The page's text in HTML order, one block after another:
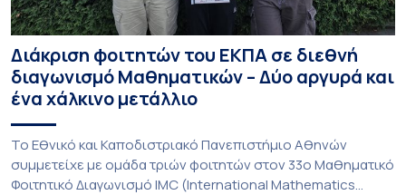
Διάκριση φοιτητών του ΕΚΠΑ σε διεθνή
διαγωνισμό Μαθηματικών – Δύο αργυρά και
ένα χάλκινο μετάλλιο
To Εθνικό και Καποδιστριακό Πανεπιστήμιο Αθηνών
συμμετείχε με ομάδα τριών φοιτητών στον 33ο Μαθηματικό
Φοιτητικό Διαγωνισμό IMC (International Mathematics